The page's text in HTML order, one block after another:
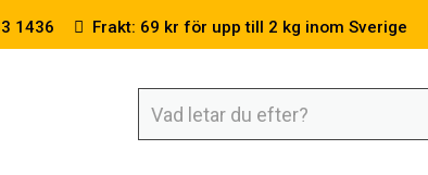
1436 Frakt: 69 kr för upp till 2 kg inom Sverige